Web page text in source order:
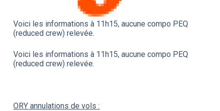
Voici les informations à 11h15, aucune compo PEQ
(reduced crew) relevée.
Voici les informations à 11h15, aucune compo PEQ
(reduced crew) relevée.
ORY annulations de vols :